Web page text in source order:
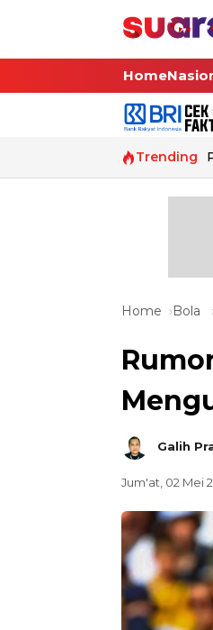
Home
Trending
Home Bola
Galih
Jum'at, 02 Mei